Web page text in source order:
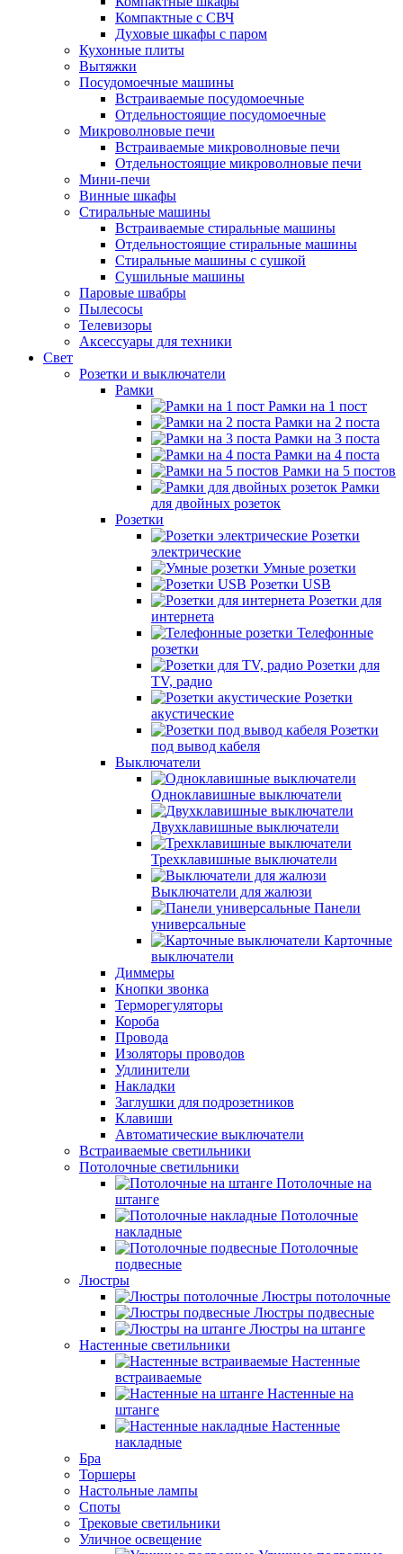
Компактные с СВЧ
Духовые шкафы с паром
Кухонные плиты
Вытяжки
Посудомоечные машины
Встраиваемые посудомоечные
Отдельностоящие посудомоечные
Микроволновые печи
Встраиваемые микроволновые печи
Отдельностоящие микроволновые печи
Мини-печи
Винные шкафы
Стиральные машины
Встраиваемые стиральные машины
Отдельностоящие стиральные машины
Стиральные машины с сушкой
Сушильные машины
Паровые швабры
Пылесосы
Телевизоры
Аксессуары для техники
Свет
Розетки и выключатели
Рамки
Рамки на 1 пост
Рамки на 2 поста
Рамки на 3 поста
Рамки на 4 поста
Рамки на 5 постов
Рамки
для двойных розеток
Розетки
Розетки
электрические
Умные розетки
Розетки USB
Розетки для
интернета
Телефонные
розетки
Розетки для
TV, радио
Розетки
акустические
Розетки
под вывод кабеля
Выключатели
Одноклавишные выключатели
Двухклавишные выключатели
Трехклавишные выключатели
Выключатели для жалюзи
Панели
универсальные
Карточные
выключатели
Диммеры
Кнопки звонка
Терморегуляторы
Короба
Провода
Изоляторы проводов
Удлинители
Накладки
Заглушки для подрозетников
Клавиши
Автоматические выключатели
Встраиваемые светильники
Потолочные светильники
Потолочные на
штанге
Потолочные
накладные
Потолочные
подвесные
Люстры
Люстры потолочные
Люстры подвесные
Люстры на штанге
Настенные светильники
Настенные
встраиваемые
Настенные на
штанге
Настенные
накладные
Бра
Торшеры
Настольные лампы
Споты
Трековые светильники
Уличное освещение